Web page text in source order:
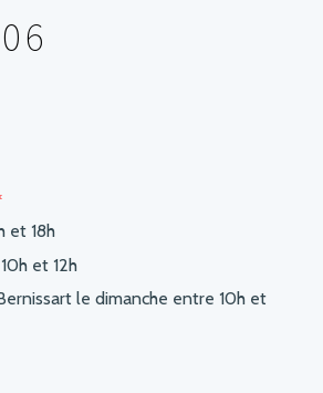
et 18h
et 12h
le dimanche entre 10h et